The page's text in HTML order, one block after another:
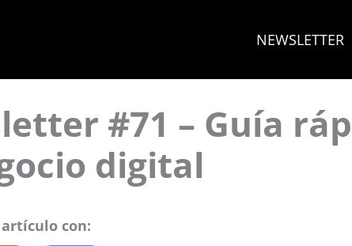
NEWSLETTER
#71 – Guía
digital
con: